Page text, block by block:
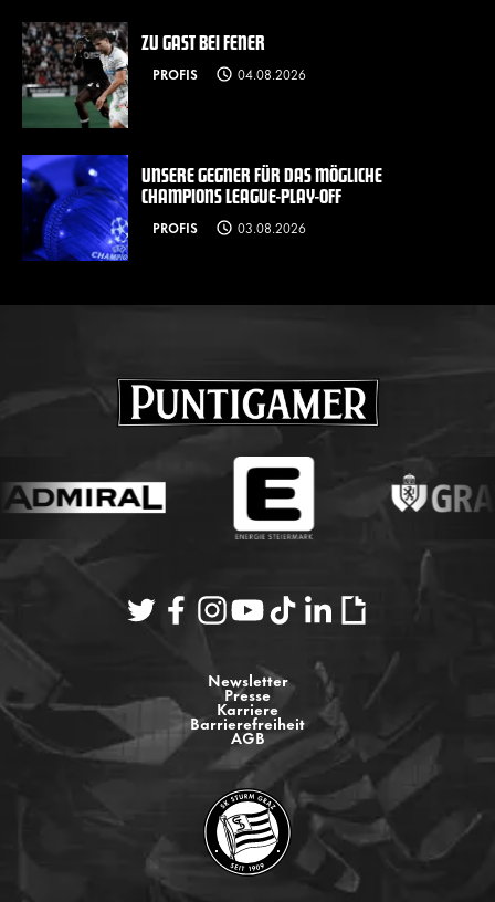
ZU GAST BEI FENER
PROFIS 04.08.2026
UNSERE GEGNER FÜR DAS MÖGLICHE
CHAMPIONS LEAGUE-PLAY-OFF
PROFIS 03.08.2026
Newsletter
Presse
Karriere
Barrierefreiheit
AGB